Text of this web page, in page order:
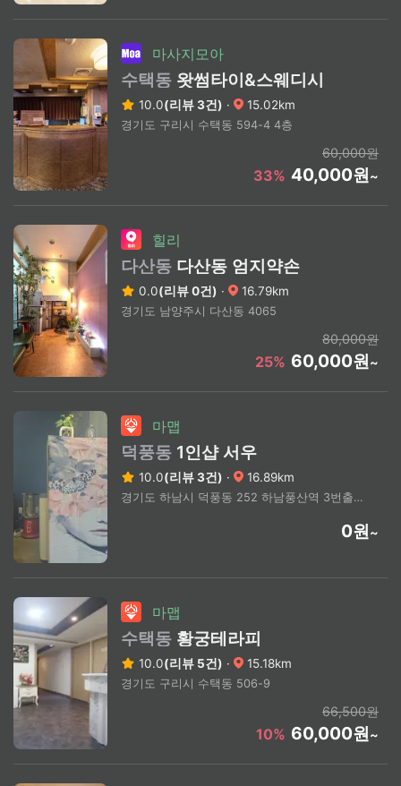
마사지모아
수택동 왓썸타이&스웨디시
10.0(리뷰 3건) · 15.02km
경기도 구리시 수택동 594-4 4층
60,000원
33% 40,000원~
힐리
다산동 다산동 엄지약손
0.0(리뷰 0건) · 16.79km
경기도 남양주시 다산동 4065
80,000원
25% 60,000원~
마맵
덕풍동 1인샵 서우
10.0(리뷰 3건) · 16.89km
경기도 하남시 덕풍동 252 하남풍산역 3번출구 도보3분
0원~
마맵
수택동 황궁테라피
10.0(리뷰 5건) · 15.18km
경기도 구리시 수택동 506-9
66,500원
10% 60,000원~